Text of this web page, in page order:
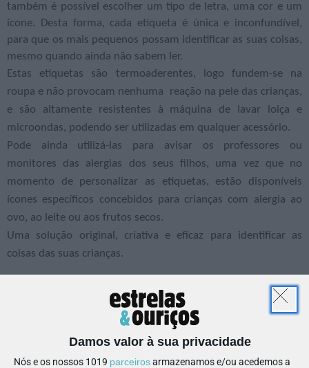
Damos valor à sua privacidade
Nós e os nossos 1019 parceirosarmazenamos e/ou acedemos a
também é possível escolher um tipo de letra, uma cor e um
ícone. Desta forma, cada etiqueta é única e inconfundível,
para que os mais pequenos possam identificar as suas coisas,
mesmo quando ainda não sabem ler.
Estas etiquetas são termoaderentes, logo fundem-se na
roupa e não provocam nenhuma reação na pele das crianças,
e são altamente resistentes à máquina de lavar loiça e
microondas, podendo ser utilizadas em qualquer acessório.
Pode ainda utilizá-las para avisar os professores ou
monitores das alergias dos seus filhos, uma vez que no
momento de personalizar as etiquetas, estão disponíveis
ícones específicos concebidos para crianças com alergia ao
ovo, ao leite ou aos frutos secos.
Uma solução original, criativa e eficaz para identificar as
coisas das suas crianças.
MERCADINHO
STIKETS